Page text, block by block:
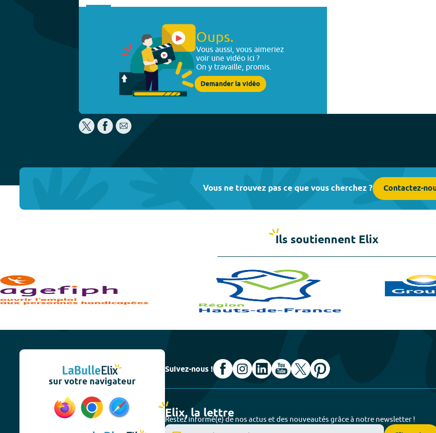
Oups.
Vous aussi, vous aimeriez
voir une vidéo ici ?
On y travaille, promis.
Demander la vidéo
Vous ne trouvez pas ce que vous cherchez ? Contactez-
Ils soutiennent Elix
sur votre navigateur
Suivez-nous !
Elix, la lettre
Restez informé(e) de nos actus et des nouveautés grâce à notre newsletter !